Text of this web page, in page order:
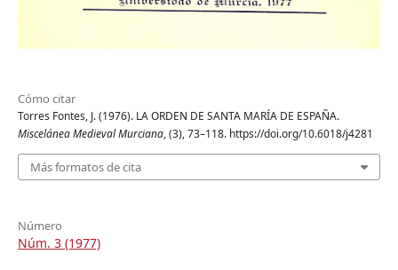
Cómo citar
Torres Fontes, J. (1976). LA ORDEN DE SANTA MARÍA DE ESPAÑA.
Miscelánea Medieval Murciana, (3), 73–118. https://doi.org/10.6018/j4281
Más formatos de cita
Número
Núm. 3 (1977)